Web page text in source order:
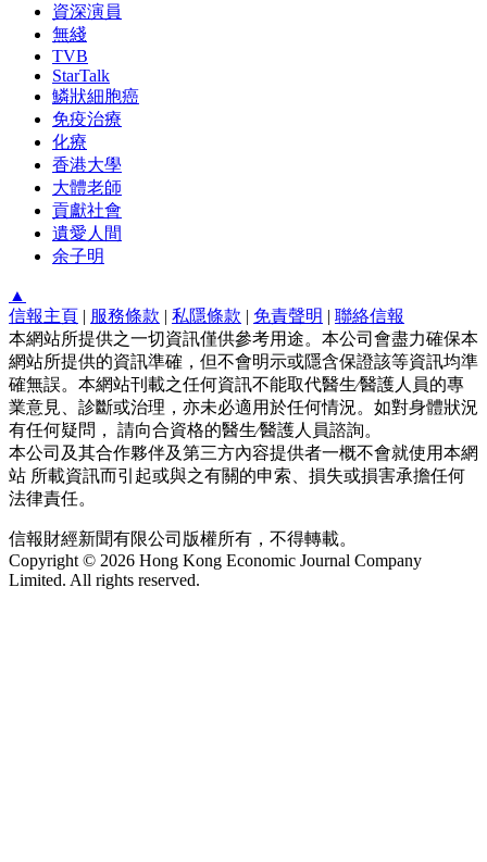
資深演員
無綫
TVB
StarTalk
鱗狀細胞癌
免疫治療
化療
香港大學
大體老師
貢獻社會
遺愛人間
余子明
▲
信報主頁 | 服務條款 | 私隱條款 | 免責聲明 | 聯絡信報
本網站所提供之一切資訊僅供參考用途。本公司會盡力確保本
網站所提供的資訊準確，但不會明示或隱含保證該等資訊均準
確無誤。本網站刊載之任何資訊不能取代醫生∕醫護人員的專
業意見、診斷或治理，亦未必適用於任何情況。如對身體狀況
有任何疑問， 請向合資格的醫生∕醫護人員諮詢。
本公司及其合作夥伴及第三方內容提供者一概不會就使用本網
站 所載資訊而引起或與之有關的申索、損失或損害承擔任何
法律責任。
信報財經新聞有限公司版權所有，不得轉載。
Copyright © 2026 Hong Kong Economic Journal Company
Limited. All rights reserved.